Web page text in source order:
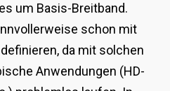
um Basis-Breitband.
schon mit
da mit solchen
Anwendungen (HD-